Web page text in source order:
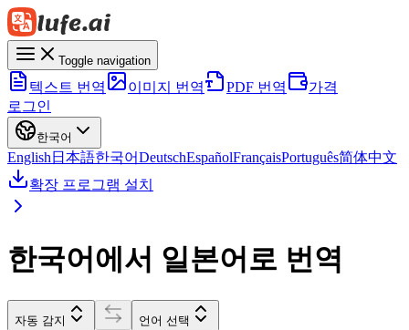
Toggle navigation
텍스트 번역 이미지 번역 PDF 번역
가격
로그인
한국어
English 日本語한국어DeutschEspañolFrançaisPortuguês简体中文
확장 프로그램 설치
한국어에서 일본어로 번역
자동 감지 언어 선택